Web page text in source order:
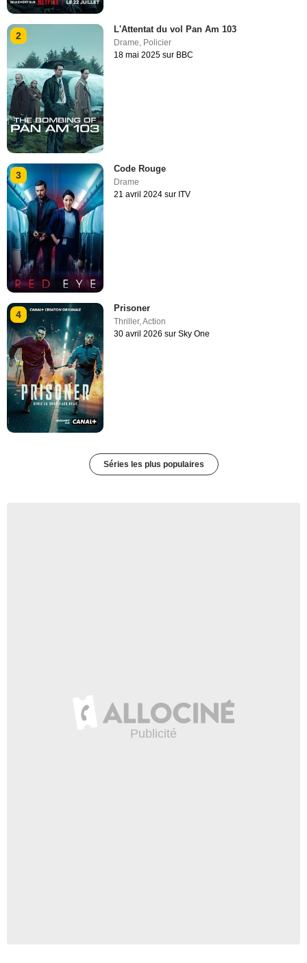
2
L'Attentat du vol Pan Am 103
Drame Policier
18 mai 2025 sur BBC
3
Code Rouge
Drame
21 avril 2024 sur ITV
4
Prisoner
Thriller,Action
30 avril 2026 sur Sky One
Séries les plus populaires